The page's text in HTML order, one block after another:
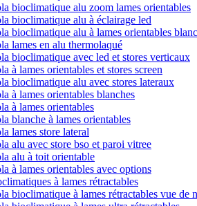
bioclimatique alu zoom lames orientables
bioclimatique alu à éclairage led
bioclimatique alu à lames orientables
lames en alu thermolaqué
bioclimatique avec led et stores verticaux
à lames orientables et stores screen
bioclimatique alu avec stores lateraux
à lames orientables blanches
à lames orientables
blanche à lames orientables
lames store lateral
alu avec store bso et paroi vitree
alu à toit orientable
à lames orientables avec options
à lames rétractables
bioclimatique à lames rétractables vue de